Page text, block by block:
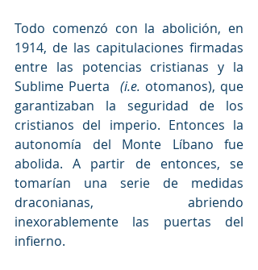
Todo comenzó con la abolición, en
1914, de las capitulaciones firmadas
entre las potencias cristianas y la
Sublime Puerta
(i.e. otomanos), que
garantizaban la seguridad de los
cristianos del imperio. Entonces la
autonomía del Monte Líbano fue
abolida. A partir de entonces, se
tomarían una serie de medidas
draconianas, abriendo
inexorablemente las puertas del
infierno.